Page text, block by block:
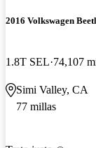
2016 Volkswagen
1.8T SEL 74,107
Simi Valley, CA
77 millas